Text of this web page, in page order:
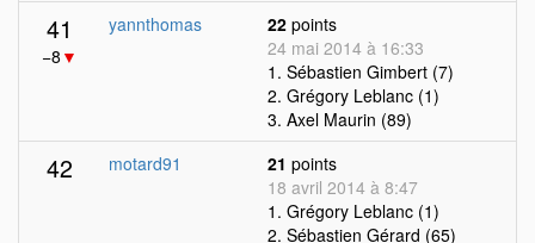
41
−8 ▼
yannthomas 22 points
24 mai 2014 à 16:33
1. Sébastien Gimbert (7)
2. Grégory Leblanc (1)
3. Axel Maurin (89)
42 motard91 21 points
18 avril 2014 à 8:47
1. Grégory Leblanc (1)
2. Sébastien Gérard (65)